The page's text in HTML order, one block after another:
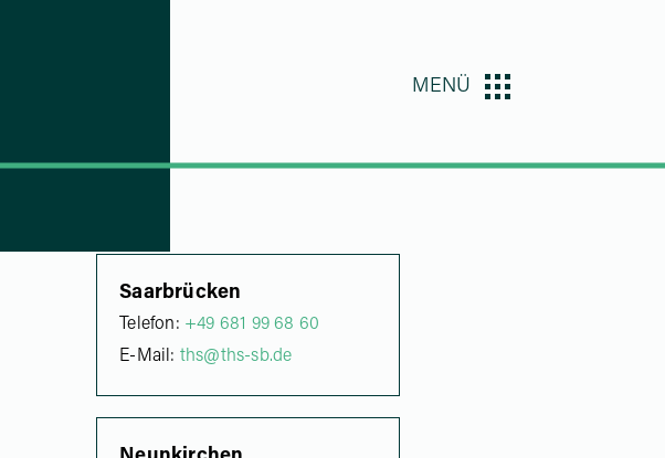
MENÜ
Saarbrücken
Telefon: +49 681 99 68 60
E-Mail: ths@ths-sb.de